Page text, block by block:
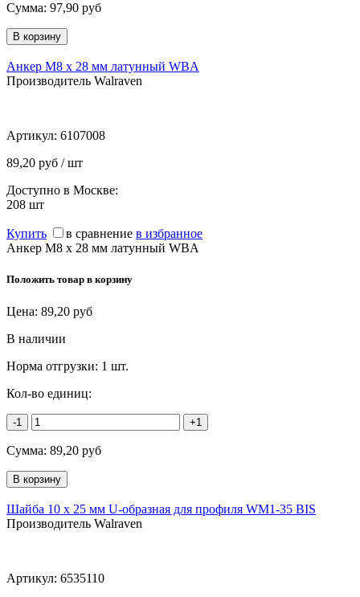
Сумма: 97,90 руб
Анкер М8 х 28 мм латунный WBA
Производитель Walraven
Артикул: 6107008
89,20 руб / шт
Доступно в Москве:
208 шт
Купить в сравнение в избранное
Анкер М8 х 28 мм латунный WBA
Положить товар в корзину
Цена: 89,20 руб
В наличии
Норма отгрузки: 1 шт.
Кол-во единиц:
-1 +1
Сумма: 89,20 руб
Шайба 10 х 25 мм U-образная для профиля WM1-35 BIS
Производитель Walraven
Артикул: 6535110